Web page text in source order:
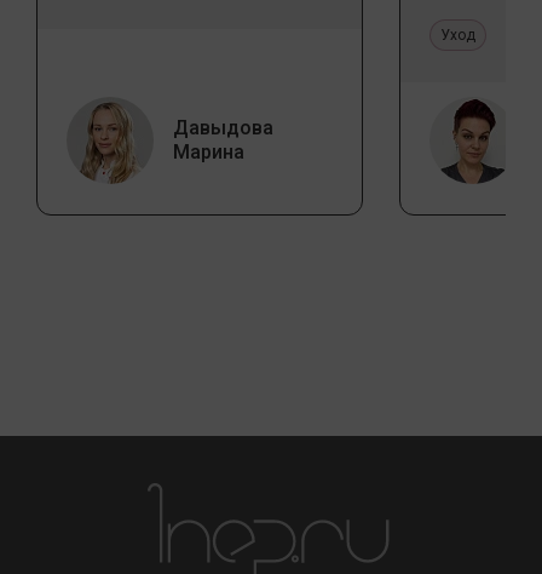
Давыдова
Марина
Уход